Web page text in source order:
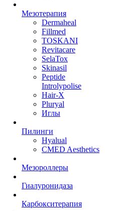
Мезотерапия
Dermaheal
Fillmed
TOSKANI
Revitacare
SelaTox
Skinasil
Peptide
Introlypolise
Hair-X
Pluryal
Иглы
Пилинги
Hyalual
CMED Aesthetics
Мезороллеры
Гиалуронидаза
Карбокситерапия